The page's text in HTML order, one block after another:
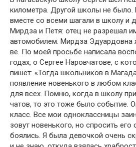
километра. Другой школы не было.
вместе со всеми шагали в школу и
Мирдза и Петя: отец не разрешал
автомобилем. Мирдза
ве. По моей просьбе написала
годах, о Сергее Наровчатове, с
пишет: «Тогда школьников в
появление новенького в любом
для всех. Помню, когда в школу
чатов, то это тоже было событие.
класс. Все мои одноклассницы
зовут новенького, но спросить
боя­лись. Я была девочкой очень